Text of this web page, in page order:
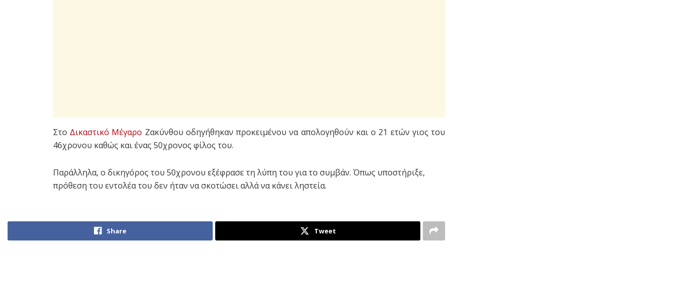
Στο Δικαστικό Μέγαρο Ζακύνθου οδηγήθηκαν προκειμένου να απολογηθούν και ο 21 ετών γιος του
46χρονου καθώς και ένας 50χρονος φίλος του.
Παράλληλα, ο δικηγόρος του 50χρονου εξέφρασε τη λύπη του για το συμβάν. Όπως υποστήριξε,
πρόθεση του εντολέα του δεν ήταν να σκοτώσει αλλά να κάνει ληστεία.
Share Tweet